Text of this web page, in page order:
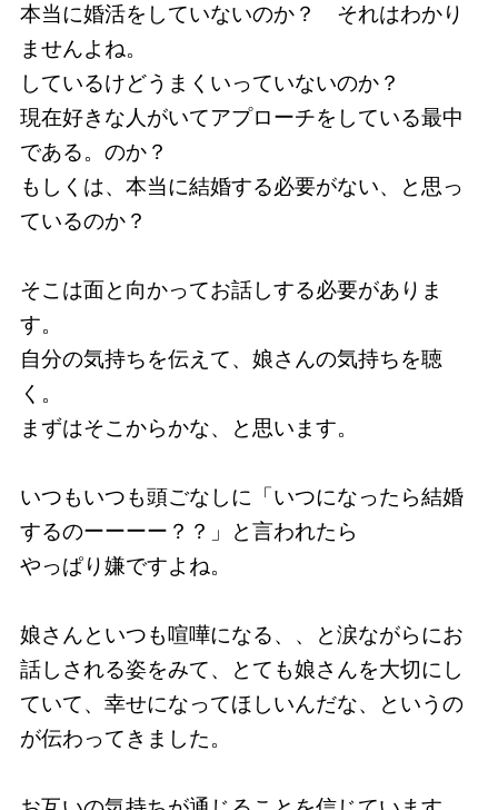
本当に婚活をしていないのか？ それはわかり
ませんよね。
しているけどうまくいっていないのか？
現在好きな人がいてアプローチをしている最中
である。のか？
もしくは、本当に結婚する必要がない、と思っ
ているのか？
そこは面と向かってお話しする必要がありま
す。
自分の気持ちを伝えて、娘さんの気持ちを聴
く。
まずはそこからかな、と思います。
いつもいつも頭ごなしに「いつになったら結婚
するのーーーー？？」と言われたら
やっぱり嫌ですよね。
娘さんといつも喧嘩になる、、と涙ながらにお
話しされる姿をみて、とても娘さんを大切にし
ていて、幸せになってほしいんだな、というの
が伝わってきました。